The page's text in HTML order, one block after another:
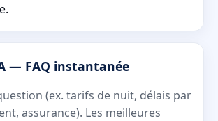
— FAQ instantanée
(ex. tarifs de nuit, délais par
assurance). Les meilleures